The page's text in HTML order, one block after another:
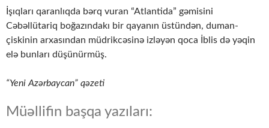
İşıqları qaranlıqda bərq vuran “Atlantida” gəmisini
Cəbəllütariq boğazındakı bir qayanın üstündən, duman-
çiskinin arxasından müdrikcəsinə izləyən qoca İblis də yəqin
elə bunları düşünürmüş.
“Yeni Azərbaycan” qəzeti
Müəllifin başqa yazıları: